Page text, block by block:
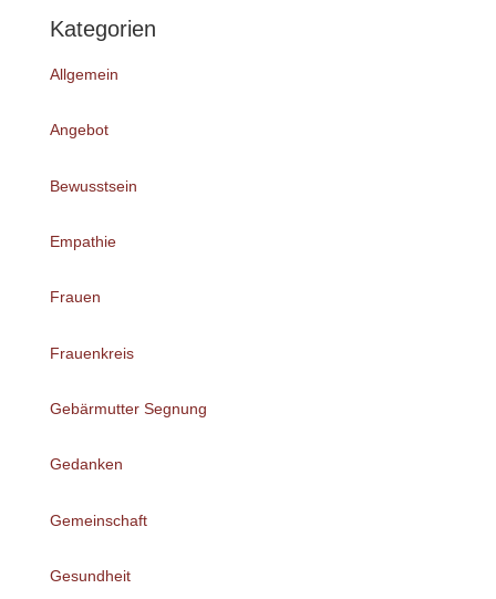
Kategorien
Allgemein
Angebot
Bewusstsein
Empathie
Frauen
Frauenkreis
Gebärmutter Segnung
Gedanken
Gemeinschaft
Gesundheit